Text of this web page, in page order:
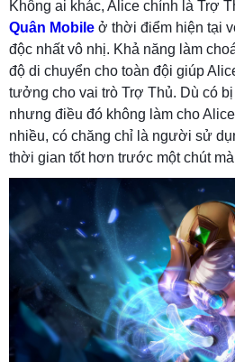
Không ai khác, Alice chính là Trợ
Quân Mobile ở thời điểm hiện tại
độc nhất vô nhị. Khả năng làm
độ di chuyển cho toàn đội giúp
tưởng cho vai trò Trợ Thủ. Dù có
nhưng điều đó không làm cho
nhiều, có chăng chỉ là người sử
thời gian tốt hơn trước một chút